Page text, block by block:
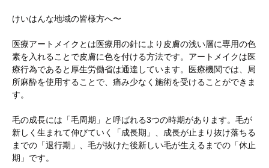
けいはんな地域の皆様方へ〜
医療アートメイクとは医療用の針により皮膚の浅い層に専用の色
素を入れることで皮膚に色を付ける方法です。アートメイクは医
療行為であると厚生労働省は通達しています。医療機関では、局
所麻酔を使用することで、痛み少なく施術を受けることができま
す。
毛の成長には「毛周期」と呼ばれる3つの時期があります。毛が
新しく生まれて伸びていく「成長期」、成長が止まり抜け落ちる
までの「退行期」、毛が抜けた後新しい毛が生えるまでの「休止
期」です。